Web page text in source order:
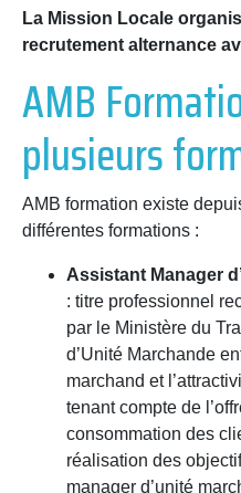
La Mission Locale
recrutement alternance
AMB
plusieurs
AMB formation existe
différentes formations :
Assistant Manager
: titre professionnel
par le Ministère du
d’Unité Marchande
marchand et
tenant compte de
consommation des
réalisation des
manager d’unité